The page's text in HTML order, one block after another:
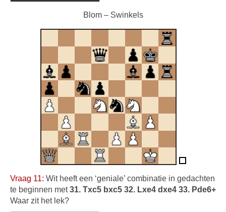
Blom – Swinkels
Vraag 11: Wit heeft een ‘geniale’ combinatie in gedachten
te beginnen met31. Txc5 bxc5 32. Lxe4 dxe4 33. Pde6+
Waar zit het lek?